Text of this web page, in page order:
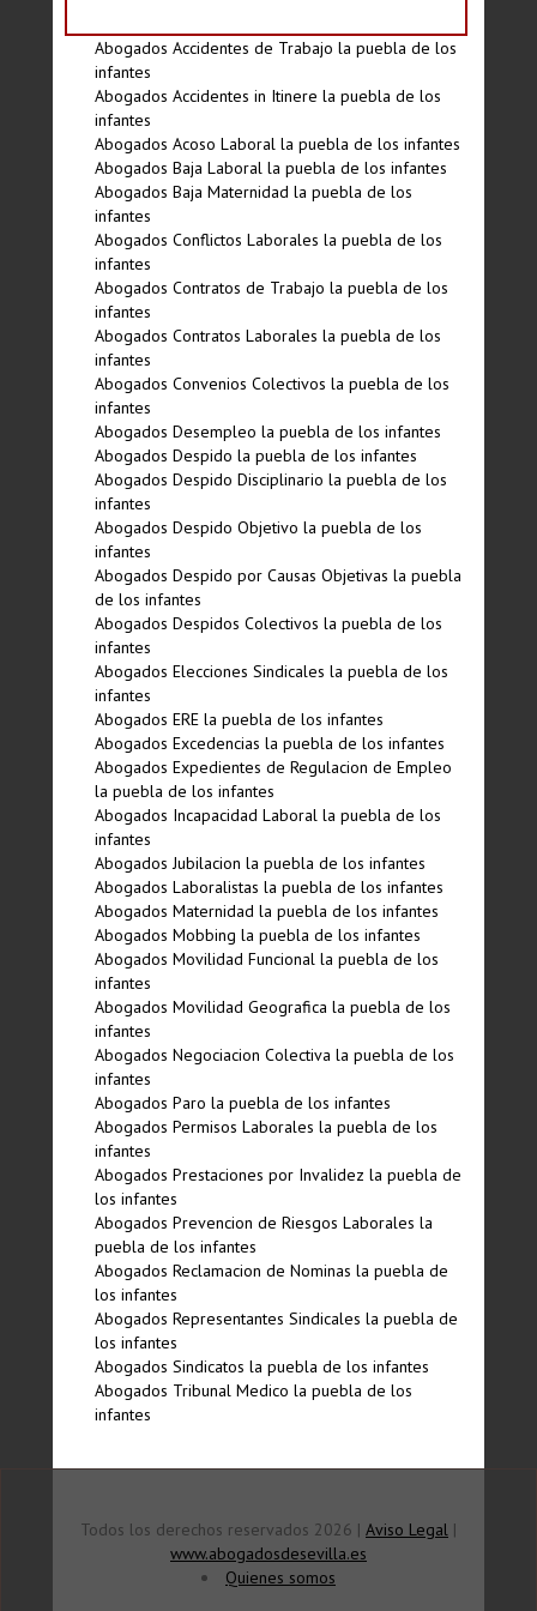
Abogados Accidentes de Trabajo la puebla de los
infantes
Abogados Accidentes in Itinere la puebla de los
infantes
Abogados Acoso Laboral la puebla de los infantes
Abogados Baja Laboral la puebla de los infantes
Abogados Baja Maternidad la puebla de los
infantes
Abogados Conflictos Laborales la puebla de los
infantes
Abogados Contratos de Trabajo la puebla de los
infantes
Abogados Contratos Laborales la puebla de los
infantes
Abogados Convenios Colectivos la puebla de los
infantes
Abogados Desempleo la puebla de los infantes
Abogados Despido la puebla de los infantes
Abogados Despido Disciplinario la puebla de los
infantes
Abogados Despido Objetivo la puebla de los
infantes
Abogados Despido por Causas Objetivas la puebla
de los infantes
Abogados Despidos Colectivos la puebla de los
infantes
Abogados Elecciones Sindicales la puebla de los
infantes
Abogados ERE la puebla de los infantes
Abogados Excedencias la puebla de los infantes
Abogados Expedientes de Regulacion de Empleo
la puebla de los infantes
Abogados Incapacidad Laboral la puebla de los
infantes
Abogados Jubilacion la puebla de los infantes
Abogados Laboralistas la puebla de los infantes
Abogados Maternidad la puebla de los infantes
Abogados Mobbing la puebla de los infantes
Abogados Movilidad Funcional la puebla de los
infantes
Abogados Movilidad Geografica la puebla de los
infantes
Abogados Negociacion Colectiva la puebla de los
infantes
Abogados Paro la puebla de los infantes
Abogados Permisos Laborales la puebla de los
infantes
Abogados Prestaciones por Invalidez la puebla de
los infantes
Abogados Prevencion de Riesgos Laborales la
puebla de los infantes
Abogados Reclamacion de Nominas la puebla de
los infantes
Abogados Representantes Sindicales la puebla de
los infantes
Abogados Sindicatos la puebla de los infantes
Abogados Tribunal Medico la puebla de los
infantes
Todos los derechos reservados 2026 | Aviso Legal |
www.abogadosdesevilla.es
Quienes somos